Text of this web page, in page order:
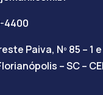
4400
Paiva, Nº 85 – 1
– SC –